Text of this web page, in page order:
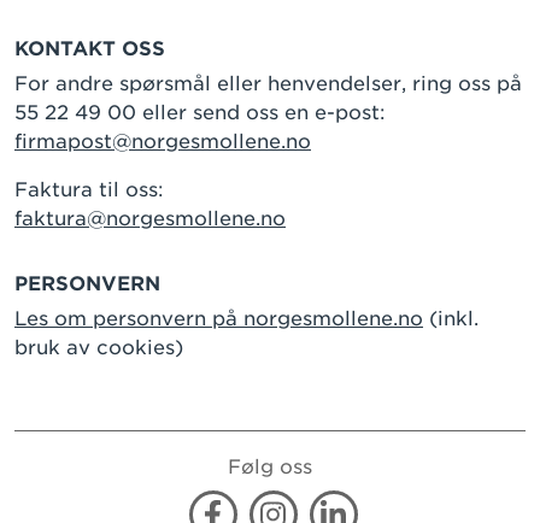
KONTAKT OSS
For andre spørsmål eller henvendelser, ring oss på
55 22 49 00 eller send oss en e-post:
firmapost@norgesmollene.no
Faktura til oss:
faktura@norgesmollene.no
PERSONVERN
Les om personvern på norgesmollene.no (inkl.
bruk av cookies)
Følg oss